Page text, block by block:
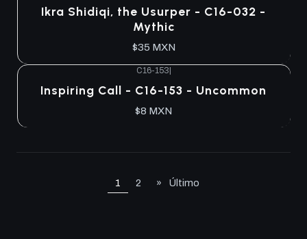
Ikra Shidiqi, the Usurper - C16-032 -
Mythic
$35 MXN
C16-153|
Inspiring Call - C16-153 - Uncommon
$8 MXN
1 2 » Último